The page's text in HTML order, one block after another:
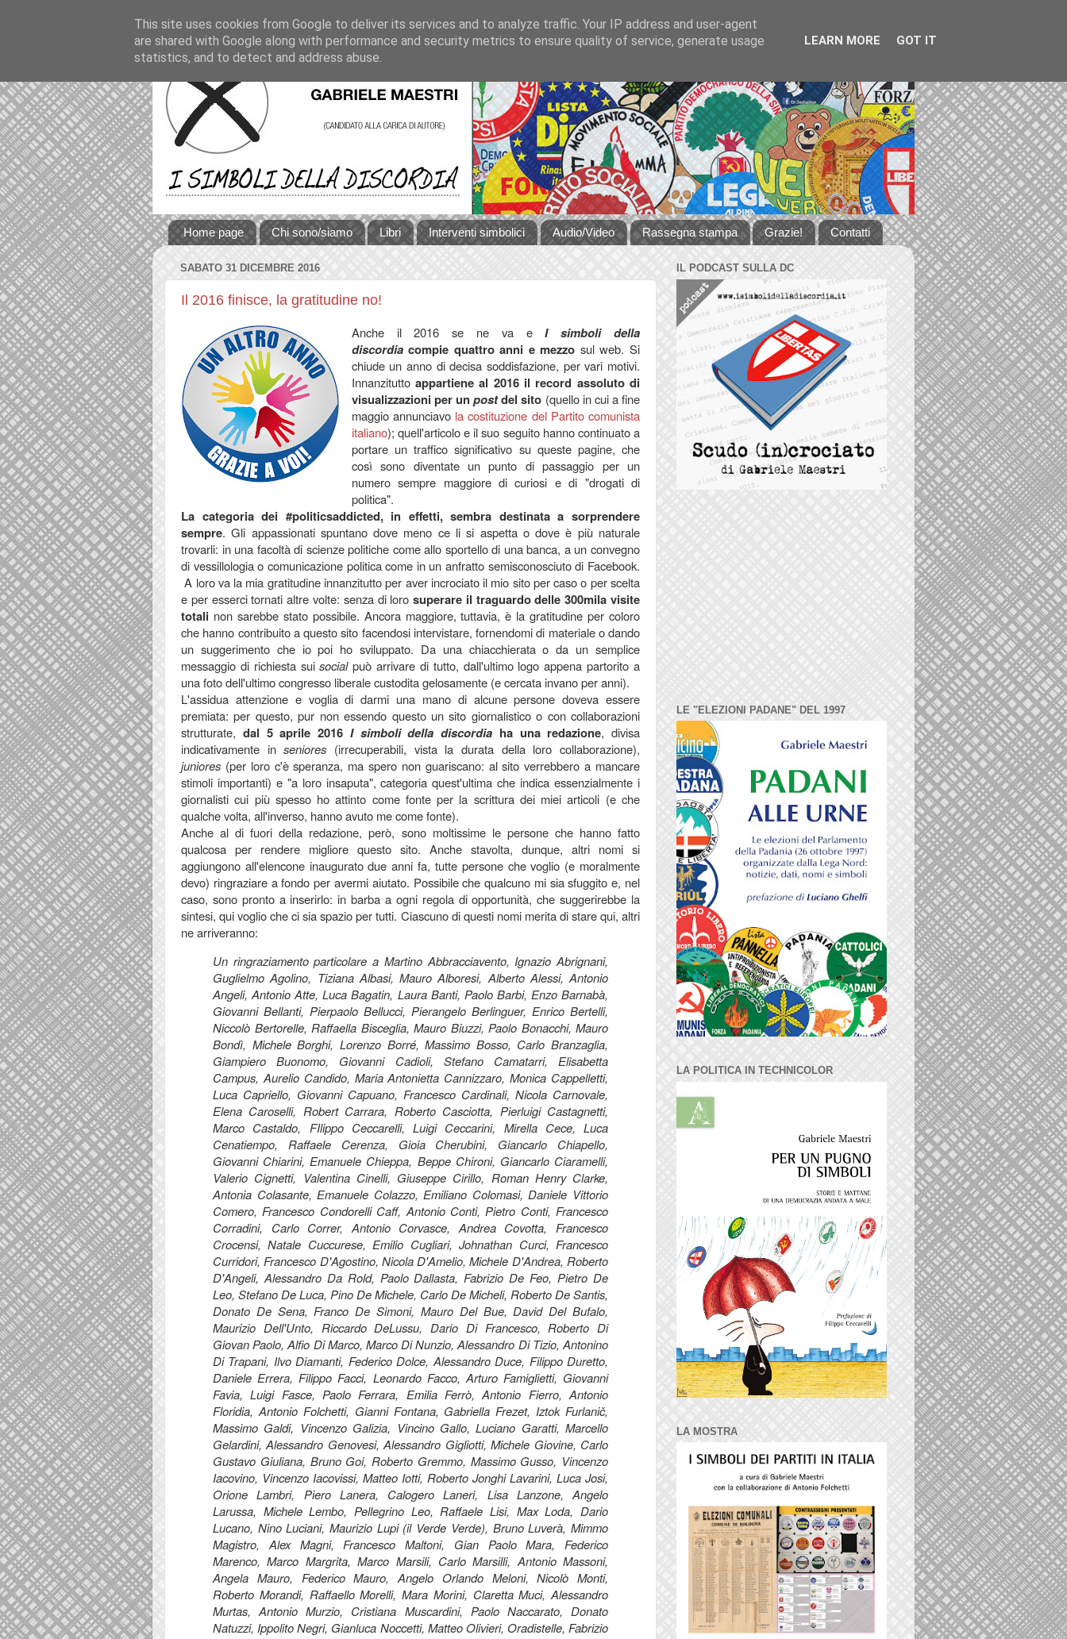
Home page Chi sono/siamo Libri Interventi simbolici Audio/Video Rassegna stampa Grazie! Contatti
SABATO 31 DICEMBRE 2016
Il 2016 finisce, la gratitudine no!
Anche il 2016 se ne va eI simboli della
discordiacompie quattro anni e mezzo sul web. Si
chiude un anno di decisa soddisfazione, per vari motivi.
Innanzituttoappartiene al 2016 il record assoluto di
visualizzazioni per unpostdel sito (quello in cui a fine
maggio annunciavo la costituzione del Partito comunista
italiano); quell'articolo e il suo seguito hanno continuato a
portare un traffico significativo su queste pagine, che
così sono diventate un punto di passaggio per un
numero sempre maggiore di curiosi e di "drogati di
politica".
La categoria dei #politicsaddicted, in effetti, sembra destinata a sorprendere
sempre. Gli appassionati spuntano dove meno ce li si aspetta o dove è più naturale
trovarli: in una facoltà di scienze politiche come allo sportello di una banca, a un convegno
di vessillologia o comunicazione politica come in un anfratto semisconosciuto di Facebook.
A loro va la mia gratitudine innanzitutto per aver incrociato il mio sito per caso o per scelta
e per esserci tornati altre volte: senza di lorosuperare il traguardo delle 300mila visite
totali non sarebbe stato possibile. Ancora maggiore, tuttavia, è la gratitudine per coloro
che hanno contribuito a questo sito facendosi intervistare, fornendomi di materiale o dando
un suggerimento che io poi ho sviluppato. Da una chiacchierata o da un semplice
messaggio di richiesta suisocialpuò arrivare di tutto, dall'ultimo logo appena partorito a
una foto dell'ultimo congresso liberale custodita gelosamente (e cercata invano per anni).
L'assidua attenzione e voglia di darmi una mano di alcune persone doveva essere
premiata: per questo, pur non essendo questo un sito giornalistico o con collaborazioni
strutturate, dal 5 aprile 2016 I simboli della discordia ha una redazione, divisa
indicativamente inseniores (irrecuperabili, vista la durata della loro collaborazione),
juniores (per loro c'è speranza, ma spero non guariscano: al sito verrebbero a mancare
stimoli importanti) e "a loro insaputa", categoria quest'ultima che indica essenzialmente i
giornalisti cui più spesso ho attinto come fonte per la scrittura dei miei articoli (e che
qualche volta, all'inverso, hanno avuto me come fonte).
Anche al di fuori della redazione, però, sono moltissime le persone che hanno fatto
qualcosa per rendere migliore questo sito. Anche stavolta, dunque, altri nomi si
aggiungono all'elencone inaugurato due anni fa, tutte persone che voglio (e moralmente
devo) ringraziare a fondo per avermi aiutato. Possibile che qualcuno mi sia sfuggito e, nel
caso, sono pronto a inserirlo: in barba a ogni regola di opportunità, che suggerirebbe la
sintesi, qui voglio che ci sia spazio per tutti. Ciascuno di questi nomi merita di stare qui, altri
ne arriveranno:
Un ringraziamento particolare a Martino Abbracciavento, Ignazio Abrignani,
Guglielmo Agolino, Tiziana Albasi, Mauro Alboresi, Alberto Alessi, Antonio
Angeli, Antonio Atte, Luca Bagatin, Laura Banti, Paolo Barbi, Enzo Barnabà,
Giovanni Bellanti, Pierpaolo Bellucci, Pierangelo Berlinguer, Enrico Bertelli,
Niccolò Bertorelle, Raffaella Bisceglia, Mauro Biuzzi, Paolo Bonacchi, Mauro
Bondì, Michele Borghi, Lorenzo Borré, Massimo Bosso, Carlo Branzaglia,
Giampiero Buonomo, Giovanni Cadioli, Stefano Camatarri, Elisabetta
Campus, Aurelio Candido, Maria Antonietta Cannizzaro, Monica Cappelletti,
Luca Capriello, Giovanni Capuano, Francesco Cardinali, Nicola Carnovale,
Elena Caroselli, Robert Carrara, Roberto Casciotta, Pierluigi Castagnetti,
Marco Castaldo, FIlippo Ceccarelli, Luigi Ceccarini, Mirella Cece, Luca
Cenatiempo, Raffaele Cerenza, Gioia Cherubini, Giancarlo Chiapello,
Giovanni Chiarini, Emanuele Chieppa, Beppe Chironi, Giancarlo Ciaramelli,
Valerio Cignetti, Valentina Cinelli, Giuseppe Cirillo, Roman Henry Clarke,
Antonia Colasante, Emanuele Colazzo, Emiliano Colomasi, Daniele Vittorio
Comero, Francesco Condorelli Caff, Antonio Conti, Pietro Conti, Francesco
Corradini, Carlo Correr, Antonio Corvasce, Andrea Covotta, Francesco
Crocensi, Natale Cuccurese, Emilio Cugliari, Johnathan Curci, Francesco
Curridori, Francesco D'Agostino, Nicola D'Amelio, Michele D'Andrea, Roberto
D'Angeli, Alessandro Da Rold, Paolo Dallasta, Fabrizio De Feo, Pietro De
Leo, Stefano De Luca, Pino De Michele, Carlo De Micheli, Roberto De Santis,
Donato De Sena, Franco De Simoni, Mauro Del Bue, David Del Bufalo,
Maurizio Dell'Unto, Riccardo DeLussu, Dario Di Francesco, Roberto Di
Giovan Paolo, Alfio Di Marco, Marco Di Nunzio, Alessandro Di Tizio, Antonino
Di Trapani, Ilvo Diamanti, Federico Dolce, Alessandro Duce, Filippo Duretto,
Daniele Errera, Filippo Facci, Leonardo Facco, Arturo Famiglietti, Giovanni
Favia, Luigi Fasce, Paolo Ferrara, Emilia Ferrò, Antonio Fierro, Antonio
Floridia, Antonio Folchetti, Gianni Fontana, Gabriella Frezet, Iztok Furlanič,
Massimo Galdi, Vincenzo Galizia, Vincino Gallo, Luciano Garatti, Marcello
Gelardini, Alessandro Genovesi, Alessandro Gigliotti, Michele Giovine, Carlo
Gustavo Giuliana, Bruno Goi, Roberto Gremmo, Massimo Gusso, Vincenzo
Iacovino, Vincenzo Iacovissi, Matteo Iotti, Roberto Jonghi Lavarini, Luca Josi,
Orione Lambri, Piero Lanera, Calogero Laneri, Lisa Lanzone, Angelo
Larussa, Michele Lembo, Pellegrino Leo, Raffaele Lisi, Max Loda, Dario
Lucano, Nino Luciani, Maurizio Lupi (il Verde Verde), Bruno Luverà, Mimmo
Magistro, Alex Magni, Francesco Maltoni, Gian Paolo Mara, Federico
Marenco, Marco Margrita, Marco Marsili, Carlo Marsilli, Antonio Massoni,
Angela Mauro, Federico Mauro, Angelo Orlando Meloni, Nicolò Monti,
Roberto Morandi, Raffaello Morelli, Mara Morini, Claretta Muci, Alessandro
Murtas, Antonio Murzio, Cristiana Muscardini, Paolo Naccarato, Donato
Natuzzi, Ippolito Negri, Gianluca Noccetti, Matteo Olivieri, Oradistelle, Fabrizio
IL PODCAST SULLA DC
LE "ELEZIONI PADANE" DEL 1997
LA POLITICA IN TECHNICOLOR
LA MOSTRA
This site uses cookies from Google to deliver its services and to analyze traffic. Your IP address and user-agent
are shared with Google along with performance and security metrics to ensure quality of service, generate usage
statistics, and to detect and address abuse.
LEARN MORE GOT IT